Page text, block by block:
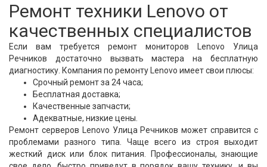
Ремонт техники Lenovo от
качественных специалистов
Если вам требуется ремонт мониторов Lenovo Улица
Речников достаточно вызвать мастера на бесплатную
диагностику. Компания по ремонту Lenovo имеет свои плюсы:
Срочный ремонт за 24 часа;
Бесплатная доставка;
Качественные запчасти;
Адекватные, низкие цены.
Ремонт серверов Lenovo Улица Речников может справится с
проблемами разного типа. Чаще всего из строя выходит
жесткий диск или блок питания. Профессионалы, знающие